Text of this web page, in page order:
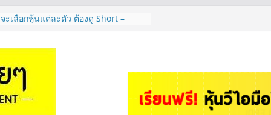
จะเลือกหุ้นแต่ละตัว ต้องดู Short –
ตัวไหนเหมาะถือเอาปันผล? | Hot Topic
EP.41
หุ้นซอสภูเขาทอง Sauce เหมาะถือเป็น
หุ้นปันผลไหม? | Q&A กล้วยๆ EP.1166